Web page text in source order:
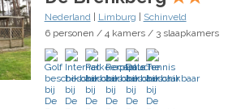
Nederland| Limburg
Schinveld
6 personen / 4 kamers / 3 slaapkamers